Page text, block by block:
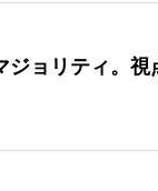
ョリティ。視